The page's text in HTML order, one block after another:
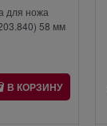
для ножа
58 мм
В КОРЗИНУ